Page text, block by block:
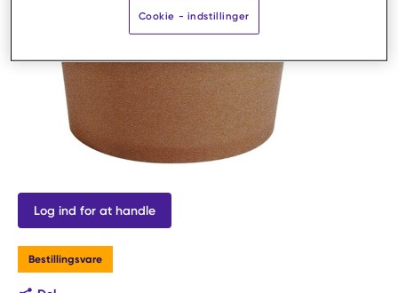
Log ind for at handle
Bestillingsvare
Cookie - indstillinger